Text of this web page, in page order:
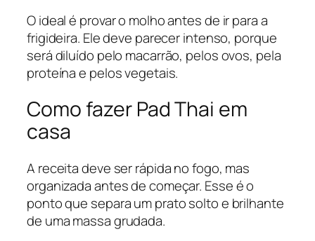
O ideal é provar o molho antes de ir para a
frigideira. Ele deve parecer intenso, porque
será diluído pelo macarrão, pelos ovos, pela
proteína e pelos vegetais.
Como fazer Pad Thai em
casa
A receita deve ser rápida no fogo, mas
organizada antes de começar. Esse é o
ponto que separa um prato solto e brilhante
de uma massa grudada.